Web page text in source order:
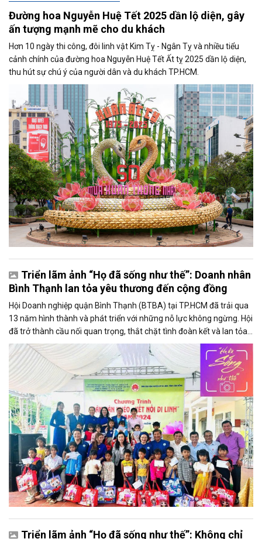
Đường hoa Nguyễn Huệ Tết 2025 dần lộ diện, gây
ấn tượng mạnh mẽ cho du khách
Hơn 10 ngày thi công, đôi linh vật Kim Tỵ - Ngân Tỵ và nhiều tiểu
cảnh chính của đường hoa Nguyễn Huệ Tết Ất tỵ 2025 dần lộ diện,
thu hút sự chú ý của người dân và du khách TP.HCM.
Triển lãm ảnh “Họ đã sống như thế”: Doanh nhân
Bình Thạnh lan tỏa yêu thương đến cộng đồng
Hội Doanh nghiệp quận Bình Thạnh (BTBA) tại TP.HCM đã trải qua
13 năm hình thành và phát triển với những nỗ lực không ngừng. Hội
đã trở thành cầu nối quan trọng, thắt chặt tình đoàn kết và lan tỏa
tinh thần nhiệt huyết, viết nên những câu chuyện đầy nghĩa tình.
Triển lãm ảnh “Họ đã sống như thế”: Không chỉ